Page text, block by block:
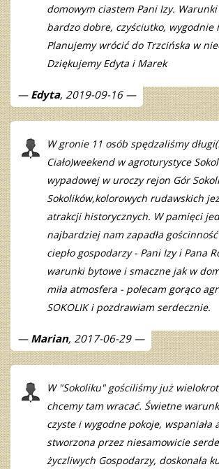
domowym ciastem Pani Izy.
bardzo dobre, czyściutko, wygodnie
Planujemy wrócić do Trzcińska w
Dziękujemy Edyta i Marek
Edyta, 2019-09-16
W gronie 11 osób spędzaliśmy
Ciało)weekend w agroturystyce
wypadowej w uroczy rejon Gór
Sokolików,kolorowych rudawskich
atrakcji historycznych. W pamięci
najbardziej nam zapadła
ciepło gospodarzy - Pani Izy i Pana
warunki bytowe i smaczne jak w
miła atmosfera - polecam gorąco
SOKOLIK i pozdrawiam serdecznie.
Marian, 2017-06-29
W "Sokoliku" gościliśmy już
chcemy tam wracać. Świetne
czyste i wygodne pokoje, wspaniała
stworzona przez niesamowicie
życzliwych Gospodarzy, doskonała